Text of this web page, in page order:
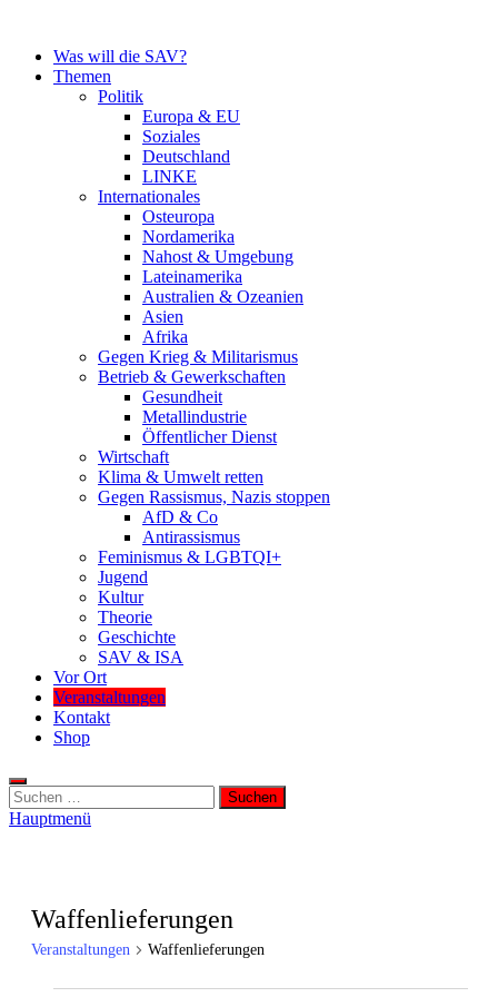
springenWas will die SAV?
Themen
Politik
Europa & EU
Soziales
Deutschland
LINKE
Internationales
Osteuropa
Nordamerika
Nahost & Umgebung
Lateinamerika
Australien & Ozeanien
Asien
Afrika
Gegen Krieg & Militarismus
Betrieb & Gewerkschaften
Gesundheit
Metallindustrie
Öffentlicher Dienst
Wirtschaft
Klima & Umwelt retten
Gegen Rassismus, Nazis stoppen
AfD & Co
Antirassismus
Feminismus & LGBTQI+
Jugend
Kultur
Theorie
Geschichte
SAV & ISA
Vor Ort
Veranstaltungen
Kontakt
Shop
Suchen
nach:
Hauptmenü
Waffenlieferungen
Veranstaltungen Waffenlieferungen